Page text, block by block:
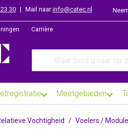
30 | Mail naarinfo@catec.nl
Carrière
Meetgebieden
Vochtigheid Voelers /